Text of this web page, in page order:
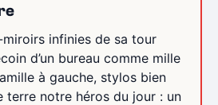
infinies de sa tour
d’un bureau comme mille
à gauche, stylos bien
terre notre héros du jour : un